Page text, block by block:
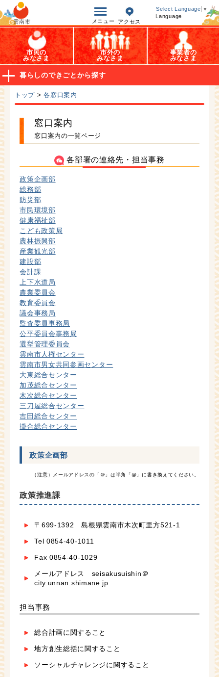
雲南市 メニュー アクセス
Select Language ▼
Language
オープンデータ
市民の
みなさま
市外の
みなさま
事業者の
みなさま
暮らしのできごとから探す
トップ >各窓口案内
窓口案内
窓口案内の一覧ページ
各部署の連絡先・担当事務
政策企画部
総務部
防災部
市民環境部
健康福祉部
こども政策局
農林振興部
産業観光部
建設部
会計課
上下水道局
農業委員会
教育委員会
議会事務局
監査委員事務局
公平委員会事務局
選挙管理委員会
雲南市人権センター
雲南市男女共同参画センター
大東総合センター
加茂総合センター
木次総合センター
三刀屋総合センター
吉田総合センター
掛合総合センター
政策企画部
（注意）メールアドレスの「＠」は半角「@」に書き換えてください。
政策推進課
〒699-1392 島根県雲南市木次町里方521-1
Tel 0854-40-1011
Fax 0854-40-1029
メールアドレス seisakusuishin＠
city.unnan.shimane.jp
担当事務
総合計画に関すること
地方創生総括に関すること
ソーシャルチャレンジに関すること